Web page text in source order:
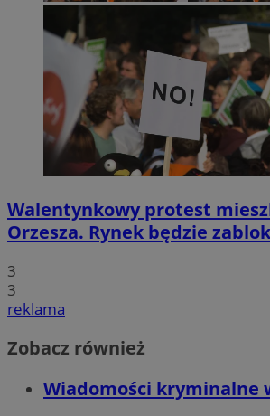
Walentynkowy protest
Orzesza. Rynek będzie
3
3
reklama
Zobacz również
Wiadomości kryminalne